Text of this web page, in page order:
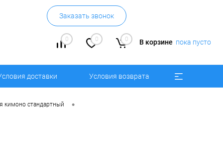
Заказать звонок
0 0 0 В корзине пока пусто
доставки Условия возврата
кимоно стандартный •